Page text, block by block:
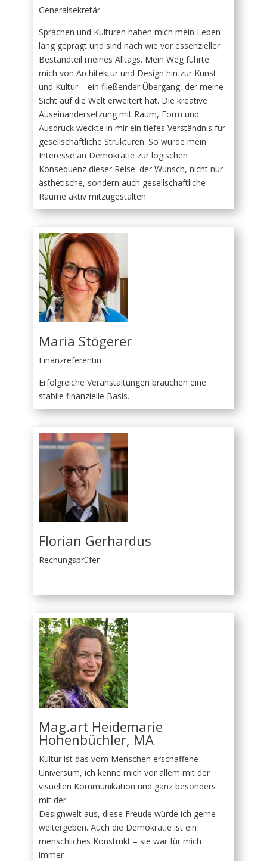
Generalsekretär
Sprachen und Kulturen haben mich mein Leben
lang geprägt und sind nach wie vor essenzieller
Bestandteil meines Alltags. Mein Weg führte
mich von Architektur und Design hin zur Kunst
und Kultur – ein fließender Übergang, der meine
Sicht auf die Welt erweitert hat. Die kreative
Auseinandersetzung mit Raum, Form und
Ausdruck weckte in mir ein tiefes Verständnis für
gesellschaftliche Strukturen. So wurde mein
Interesse an Demokratie zur logischen
Konsequenz dieser Reise: der Wunsch, nicht nur
ästhetische, sondern auch gesellschaftliche
Räume aktiv mitzugestalten
Maria Stögerer
Finanzreferentin
Erfolgreiche Veranstaltungen brauchen eine
stabile finanzielle Basis.
Florian Gerhardus
Rechungsprüfer
Mag.art Heidemarie
Hohenbüchler, MA
Kultur ist das vom Menschen erschaffene
Universum, ich kenne mich vor allem mit der
visuellen Kommunikation und ganz besonders
mit der
Designwelt aus, diese Freude würde ich gerne
weitergeben. Auch die Demokratie ist ein
menschliches Konstrukt – sie war für mich
immer